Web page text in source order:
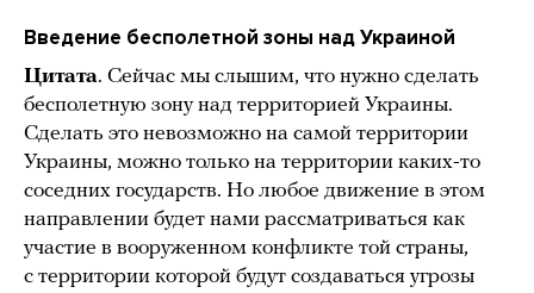
Введение бесполетной зоны над Украиной
Цитата. Сейчас мы слышим, что нужно сделать
бесполетную зону над территорией Украины.
Сделать это невозможно на самой территории
Украины, можно только на территории каких-то
соседних государств. Но любое движение в этом
направлении будет нами рассматриваться как
участие в вооруженном конфликте той страны,
с территории которой будут создаваться угрозы